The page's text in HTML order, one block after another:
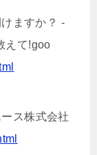
ますか？ -
えて!goo
ス株式会社